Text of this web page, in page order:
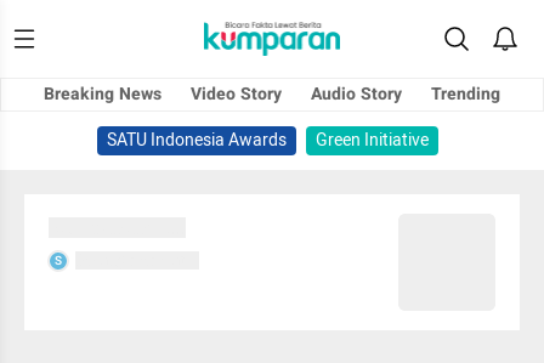
Breaking News Video Story Audio Story
Trending
SATU Indonesia Awards
Green Initiative
S